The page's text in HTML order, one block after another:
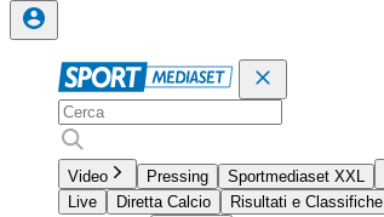
Video Pressing Sportmediaset XXL
Live
Diretta Calcio
Risultati e Classifiche